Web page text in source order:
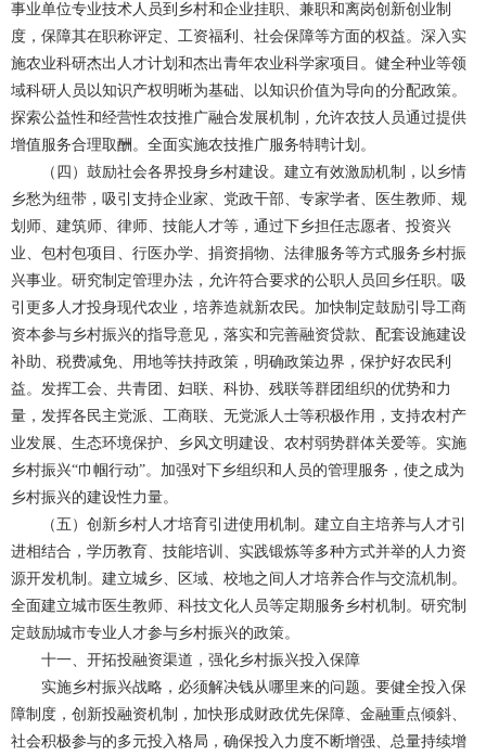
事业单位专业技术人员到乡村和企业挂职、兼职和离岗创新创业制
度，保障其在职称评定、工资福利、社会保障等方面的权益。深入实
施农业科研杰出人才计划和杰出青年农业科学家项目。健全种业等领
域科研人员以知识产权明晰为基础、以知识价值为导向的分配政策。
探索公益性和经营性农技推广融合发展机制，允许农技人员通过提供
增值服务合理取酬。全面实施农技推广服务特聘计划。
（四）鼓励社会各界投身乡村建设。建立有效激励机制，以乡情
乡愁为纽带，吸引支持企业家、党政干部、专家学者、医生教师、规
划师、建筑师、律师、技能人才等，通过下乡担任志愿者、投资兴
业、包村包项目、行医办学、捐资捐物、法律服务等方式服务乡村振
兴事业。研究制定管理办法，允许符合要求的公职人员回乡任职。吸
引更多人才投身现代农业，培养造就新农民。加快制定鼓励引导工商
资本参与乡村振兴的指导意见，落实和完善融资贷款、配套设施建设
补助、税费减免、用地等扶持政策，明确政策边界，保护好农民利
益。发挥工会、共青团、妇联、科协、残联等群团组织的优势和力
量，发挥各民主党派、工商联、无党派人士等积极作用，支持农村产
业发展、生态环境保护、乡风文明建设、农村弱势群体关爱等。实施
乡村振兴“巾帼行动”。加强对下乡组织和人员的管理服务，使之成为
乡村振兴的建设性力量。
（五）创新乡村人才培育引进使用机制。建立自主培养与人才引
进相结合，学历教育、技能培训、实践锻炼等多种方式并举的人力资
源开发机制。建立城乡、区域、校地之间人才培养合作与交流机制。
全面建立城市医生教师、科技文化人员等定期服务乡村机制。研究制
定鼓励城市专业人才参与乡村振兴的政策。
十一、开拓投融资渠道，强化乡村振兴投入保障
实施乡村振兴战略，必须解决钱从哪里来的问题。要健全投入保
障制度，创新投融资机制，加快形成财政优先保障、金融重点倾斜、
社会积极参与的多元投入格局，确保投入力度不断增强、总量持续增